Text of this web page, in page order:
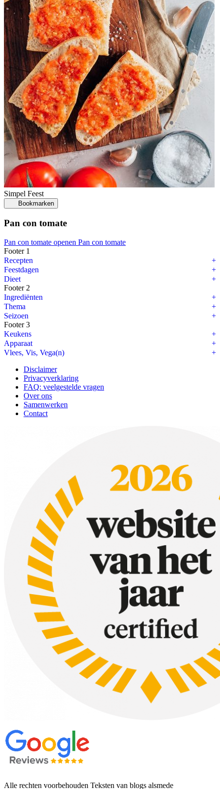
Simpel Feest
Bookmarken
Pan con tomate
Pan con tomate openen Pan con tomate
Footer 1
Recepten
Feestdagen
Dieet
Footer 2
Ingrediënten
Thema
Seizoen
Footer 3
Keukens
Apparaat
Vlees, Vis, Vega(n)
Disclaimer
Privacyverklaring
FAQ: veelgestelde vragen
Over ons
Samenwerken
Contact
Alle rechten voorbehouden Teksten van blogs alsmede